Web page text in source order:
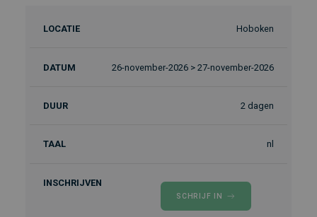
Hoboken
26-november-2026 > 27-november-2026
2 dagen
nl
SCHRIJF IN